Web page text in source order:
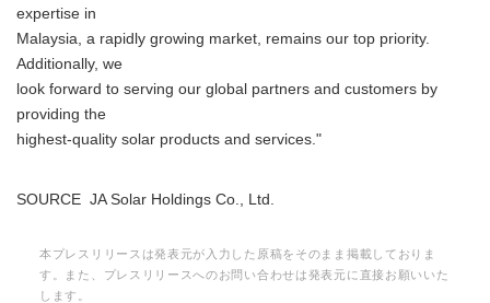
expertise in
Malaysia, a rapidly growing market, remains our top priority.
Additionally, we
look forward to serving our global partners and customers by
providing the
highest-quality solar products and services."
SOURCE JA Solar Holdings Co., Ltd.
本プレスリリースは発表元が入力した原稿をそのまま掲載しておりま
す。また、プレスリリースへのお問い合わせは発表元に直接お願いいた
します。